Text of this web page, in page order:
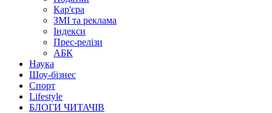
Кар'єра
ЗМІ та реклама
Індекси
Прес-релізи
АБК
Наука
Шоу-бізнес
Спорт
Lifestyle
БЛОГИ ЧИТАЧІВ